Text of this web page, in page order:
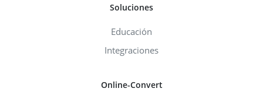
Soluciones
Educación
Integraciones
Online-Convert